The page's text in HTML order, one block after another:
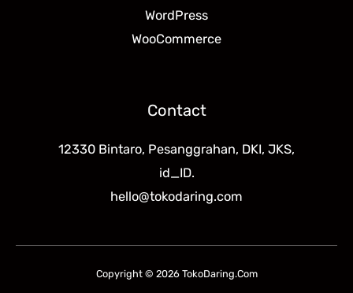
WordPress
WooCommerce
Contact
12330 Bintaro, Pesanggrahan, DKI, JKS,
id_ID.
hello@tokodaring.com
Copyright © 2026 TokoDaring.Com